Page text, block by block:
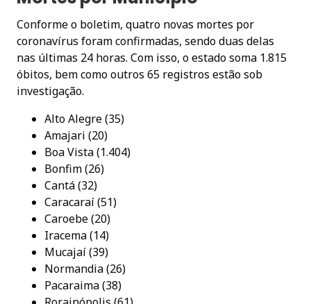
Conforme o boletim, quatro novas mortes por
coronavírus foram confirmadas, sendo duas delas
nas últimas 24 horas. Com isso, o estado soma 1.815
óbitos, bem como outros 65 registros estão sob
investigação.
Alto Alegre (35)
Amajari (20)
Boa Vista (1.404)
Bonfim (26)
Cantá (32)
Caracaraí (51)
Caroebe (20)
Iracema (14)
Mucajaí (39)
Normandia (26)
Pacaraima (38)